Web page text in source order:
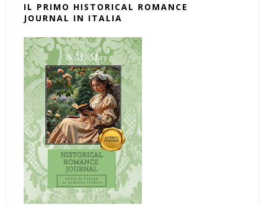
IL PRIMO HISTORICAL ROMANCE
JOURNAL IN ITALIA